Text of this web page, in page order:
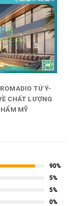
TỪ Ý-
CHẤT LƯỢNG
MỸ
90%
5%
5%
0%